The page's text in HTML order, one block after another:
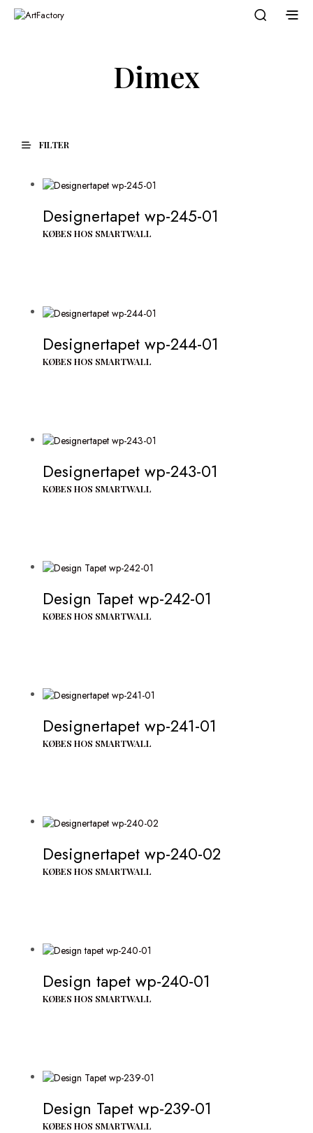
Dimex
FILTER
Designertapet wp-245-01
KØBES HOS SMARTWALL
Designertapet wp-244-01
KØBES HOS SMARTWALL
Designertapet wp-243-01
KØBES HOS SMARTWALL
Design Tapet wp-242-01
KØBES HOS SMARTWALL
Designertapet wp-241-01
KØBES HOS SMARTWALL
Designertapet wp-240-02
KØBES HOS SMARTWALL
Design tapet wp-240-01
KØBES HOS SMARTWALL
Design Tapet wp-239-01
KØBES HOS SMARTWALL